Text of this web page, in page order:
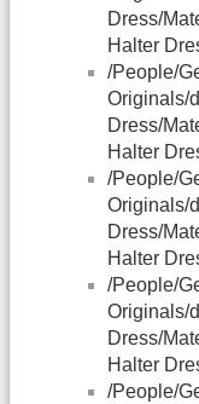
Dress/
Halter
/People/
Originals/
Dress/
Halter
/People/
Originals/
Dress/
Halter
/People/
Originals/
Dress/
Halter
/People/